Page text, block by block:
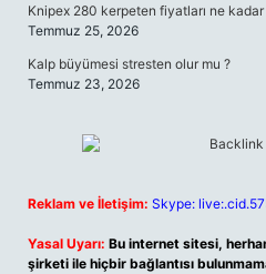
Knipex 280 kerpeten fiyatları ne kadar
Temmuz 25, 2026
Kalp büyümesi stresten olur mu ?
Temmuz 23, 2026
Reklam ve İletişim: Skype:
Yasal Uyarı: Bu internet sitesi,
şirketi ile hiçbir bağlantısı